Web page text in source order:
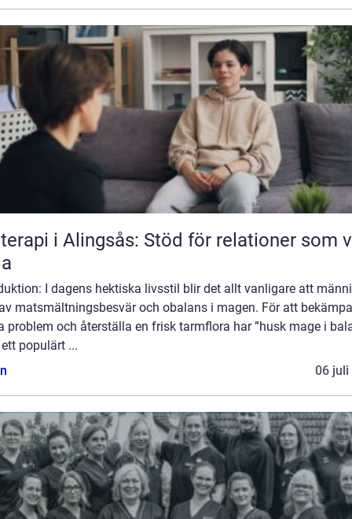
i Alingsås: Stöd för relationer som
I dagens hektiska livsstil blir det allt vanligare att
matsmältningsbesvär och obalans i magen. För att bekämpa
problem och återställa en frisk tarmflora har ”husk mage i
populärt ...
06 juli